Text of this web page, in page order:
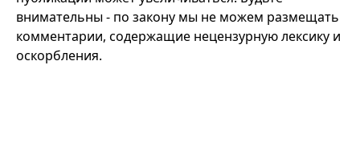
внимательны - по закону мы не можем размещать
комментарии, содержащие нецензурную лексику и
оскорбления.